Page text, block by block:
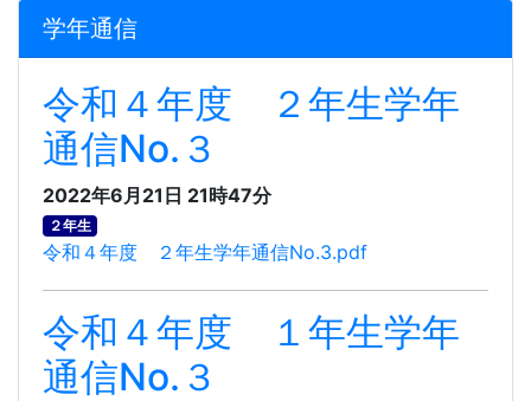
学年通信
令和４年度 ２年生学年
通信No.３
2022年6月21日 21時47分
２年生
令和４年度 ２年生学年通信No.3.pdf
令和４年度 １年生学年
通信No.３